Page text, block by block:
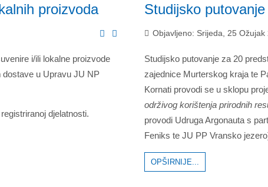
proizvoda
i/ili lokalne proizvode
dostave u Upravu JU NP
djelatnosti.
Studijsko
Objavljeno: Srijeda, 25 Ožujak
Studijsko putovanje za 20
zajednice Murterskog kraja te
Kornati provodi se u sklopu
održivog korištenja prirodnih
provodi Udruga Argonauta s
Feniks te JU PP Vransko
OPŠIRNIJE...